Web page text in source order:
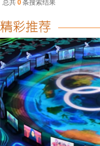
总共 0 条搜索结果